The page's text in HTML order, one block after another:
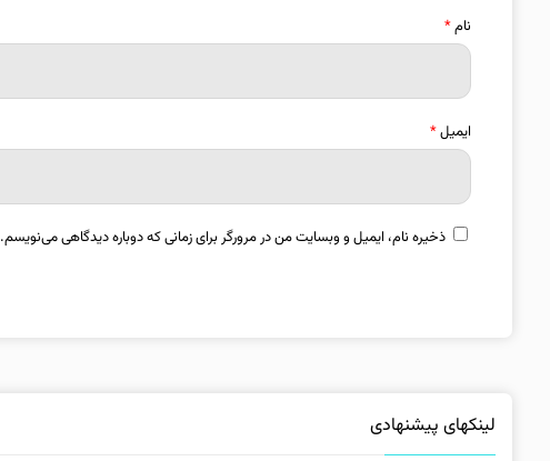
نام*
ایمیل*
ذخیره نام، ایمیل و وبسایت من در مرورگر برای زمانی که دوباره دیدگاهی می‌نویسم.
لینکهای پیشنهادی